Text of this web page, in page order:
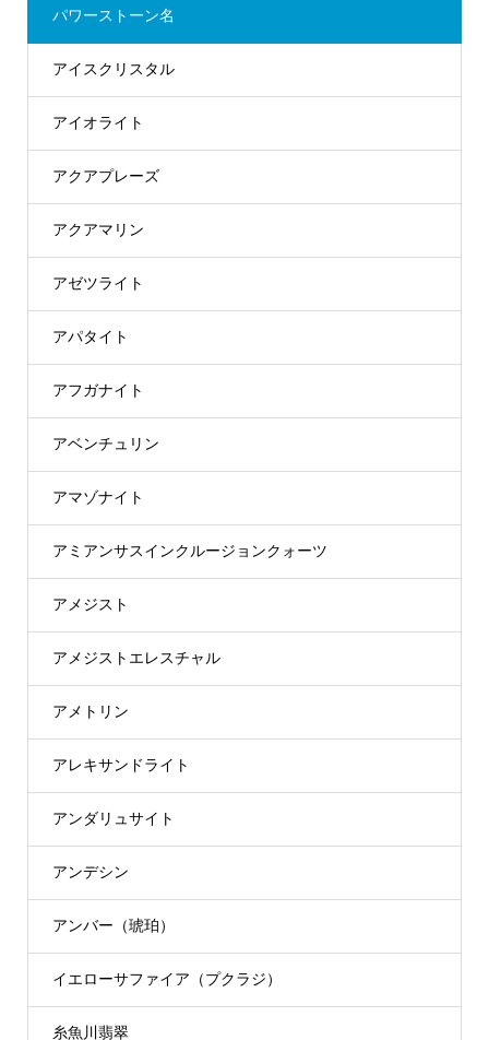
パワーストーン名
アイスクリスタル
アイオライト
アクアプレーズ
アクアマリン
アゼツライト
アパタイト
アフガナイト
アベンチュリン
アマゾナイト
アミアンサスインクルージョンクォーツ
アメジスト
アメジストエレスチャル
アメトリン
アレキサンドライト
アンダリュサイト
アンデシン
アンバー（琥珀）
イエローサファイア（プクラジ）
糸魚川翡翠